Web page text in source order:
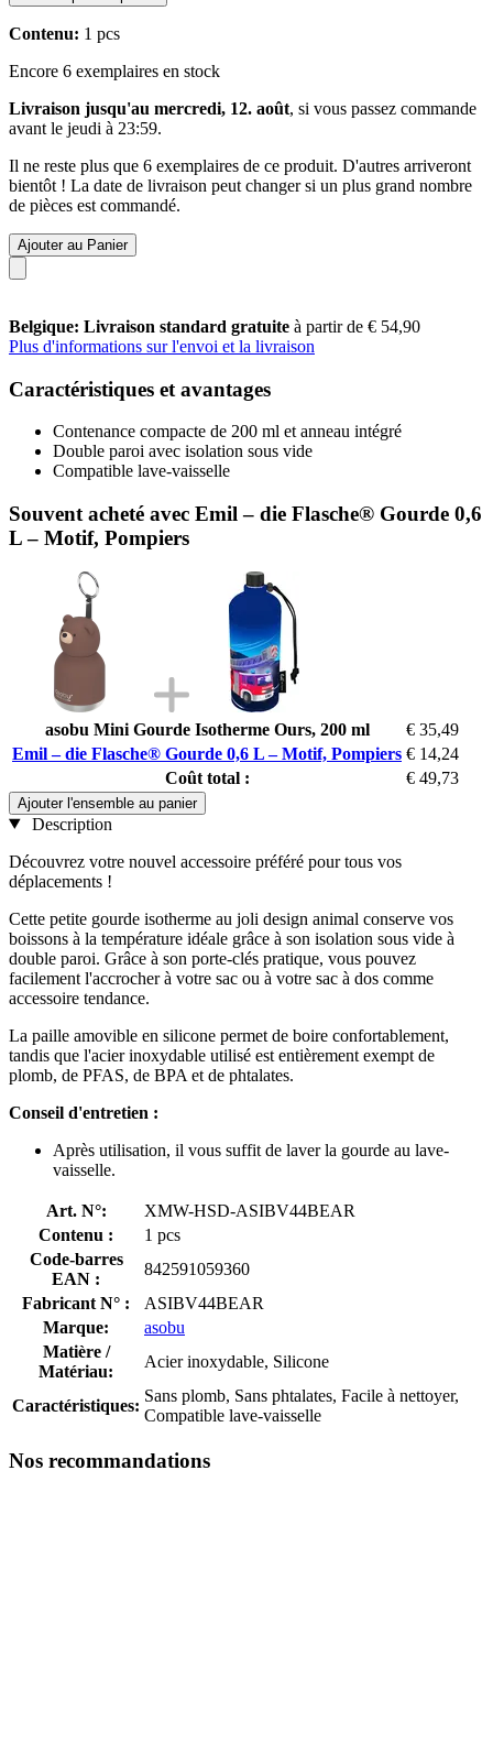
Contenu: 1 pcs
Encore 6 exemplaires en stock
Livraison jusqu'au mercredi, 12. août, si vous passez commande
avant le jeudi à 23:59.
Il ne reste plus que 6 exemplaires de ce produit. D'autres arriveront
bientôt ! La date de livraison peut changer si un plus grand nombre
de pièces est commandé.
Ajouter au Panier
Belgique: Livraison standard gratuite à partir de € 54,90
Plus d'informations sur l'envoi et la livraison
Caractéristiques et avantages
Contenance compacte de 200 ml et anneau intégré
Double paroi avec isolation sous vide
Compatible lave-vaisselle
Souvent acheté avec Emil – die Flasche® Gourde 0,6
L – Motif, Pompiers
asobu Mini Gourde Isotherme Ours, 200 ml
€ 35,49
Emil – die Flasche® Gourde 0,6 L – Motif, Pompiers € 14,24
Coût total :
€ 49,73
Ajouter l'ensemble au panier
Description
Découvrez votre nouvel accessoire préféré pour tous vos
déplacements !
Cette petite gourde isotherme au joli design animal conserve vos
boissons à la température idéale grâce à son isolation sous vide à
double paroi. Grâce à son porte-clés pratique, vous pouvez
facilement l'accrocher à votre sac ou à votre sac à dos comme
accessoire tendance.
La paille amovible en silicone permet de boire confortablement,
tandis que l'acier inoxydable utilisé est entièrement exempt de
plomb, de PFAS, de BPA et de phtalates.
Conseil d'entretien :
Après utilisation, il vous suffit de laver la gourde au lave-
vaisselle.
Art. N°:
XMW-HSD-ASIBV44BEAR
Contenu :
1 pcs
Code-barres
EAN :
842591059360
Fabricant N° :
ASIBV44BEAR
Marque:
asobu
Matière /
Matériau:
Acier inoxydable, Silicone
Caractéristiques:
Sans plomb, Sans phtalates, Facile à nettoyer,
Compatible lave-vaisselle
Nos recommandations